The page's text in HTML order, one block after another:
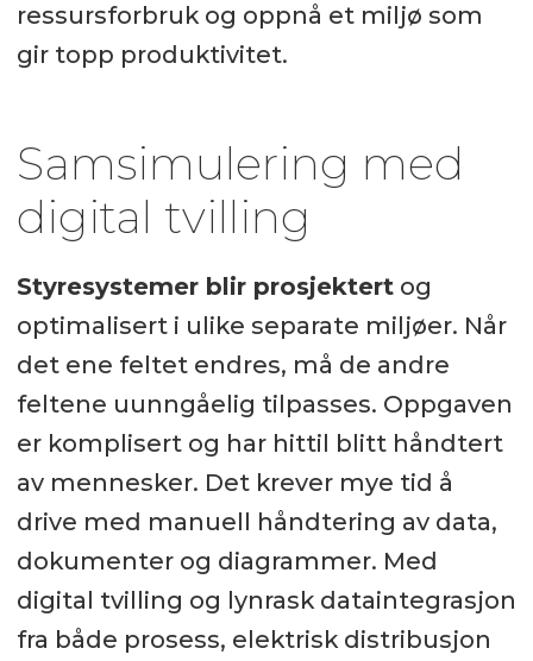
ressursforbruk og oppnå et miljø som
gir topp produktivitet.
Samsimulering med
digital tvilling
Styresystemer blir prosjektertog
optimalisert i ulike separate miljøer. Når
det ene feltet endres, må de andre
feltene uunngåelig tilpasses. Oppgaven
er komplisert og har hittil blitt håndtert
av mennesker. Det krever mye tid å
drive med manuell håndtering av data,
dokumenter og diagrammer. Med
digital tvilling og lynrask dataintegrasjon
fra både prosess, elektrisk distribusjon